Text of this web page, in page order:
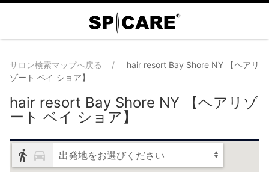
サロン検索マップへ戻る
hair resort Bay Shore NY 【ヘアリ
ゾート ベイ ショア】
hair resort Bay Shore NY 【ヘアリゾ
ート ベイ ショア】
出発地をお選びください